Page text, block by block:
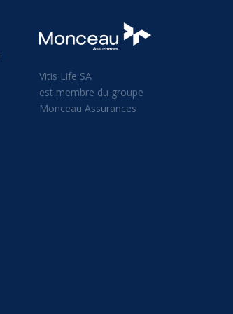
Vitis Life SA
est membre du groupe
Monceau Assurances